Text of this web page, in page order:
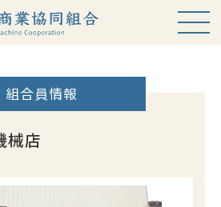
組合員情報
械店